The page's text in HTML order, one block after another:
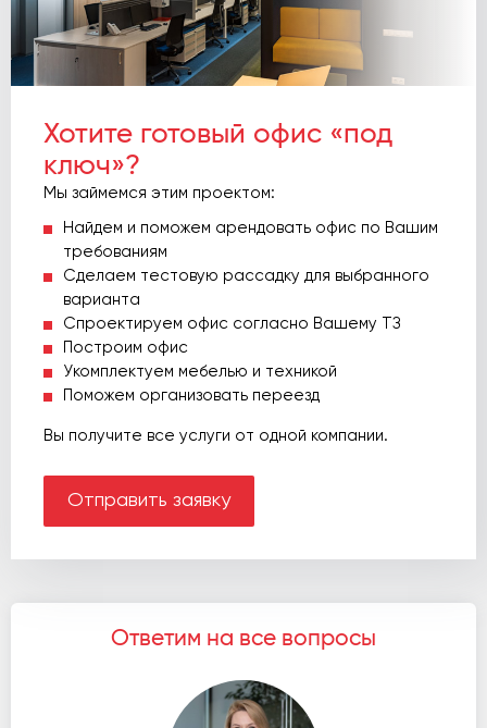
Хотите готовый офис «под
ключ»?
Мы займемся этим проектом:
Найдем и поможем арендовать офис по Вашим
требованиям
Сделаем тестовую рассадку для выбранного
варианта
Спроектируем офис согласно Вашему ТЗ
Построим офис
Укомплектуем мебелью и техникой
Поможем организовать переезд
Вы получите все услуги от одной компании.
Отправить заявку
Ответим на все вопросы